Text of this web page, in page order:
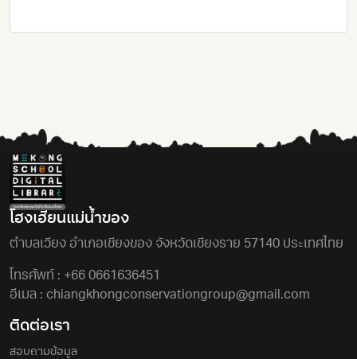
โฮงเฮียนแม่นํ้าของ
ตําบลเวียง อําเภอเชียงของ จังหวัดเชียงราย 57140 ประเทศไทย
โทรศัพท์ : +66 0661636451
อีเมล : chiangkhongconservationgroup@gmail.com
ติดต่อเรา
สอบถามข้อมูล